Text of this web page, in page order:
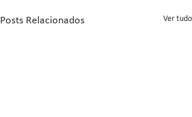
Posts Relacionados Ver tudo